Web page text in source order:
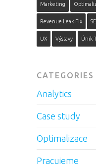
Marketing
Revenue Leak Fix
UX Výstavy Únik
CATEGORIES
Analytics
Case study
Optimalizace
Pracujeme